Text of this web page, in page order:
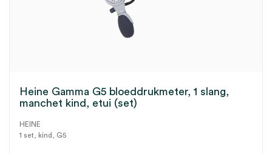
Heine Gamma G5 bloeddrukmeter, 1 slang,
manchet kind, etui (set)
HEINE
1 set, kind, G5